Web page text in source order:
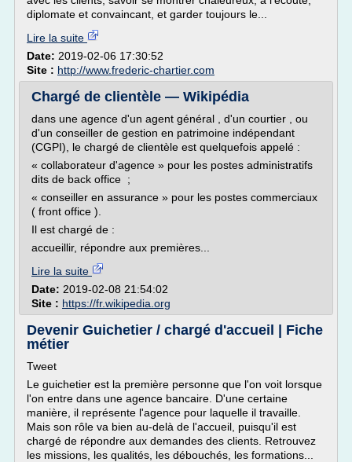
diplomate et convaincant, et garder toujours le...
Lire la suite
Date: 2019-02-06 17:30:52
Site : http://www.frederic-chartier.com
Chargé de clientèle — Wikipédia
dans une agence d'un agent général , d'un courtier , ou
d'un conseiller de gestion en patrimoine indépendant
(CGPI), le chargé de clientèle est quelquefois appelé :
« collaborateur d'agence » pour les postes administratifs
dits de back office ;
« conseiller en assurance » pour les postes commerciaux
( front office ).
Il est chargé de :
accueillir, répondre aux premières...
Lire la suite
Date: 2019-02-08 21:54:02
Site : https://fr.wikipedia.org
Devenir Guichetier / chargé d'accueil | Fiche
métier
Tweet
Le guichetier est la première personne que l'on voit lorsque
l'on entre dans une agence bancaire. D'une certaine
manière, il représente l'agence pour laquelle il travaille.
Mais son rôle va bien au-delà de l'accueil, puisqu'il est
chargé de répondre aux demandes des clients. Retrouvez
les missions, les qualités, les débouchés, les formations...